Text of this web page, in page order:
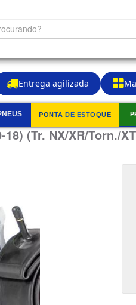
Entrega agilizada
PONTA DE ESTOQUE
(Tr. NX/XR/Torn./